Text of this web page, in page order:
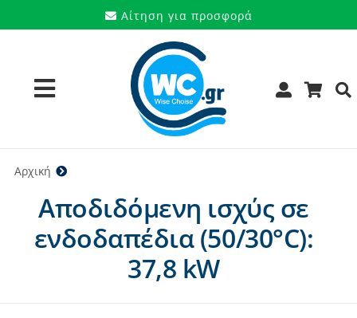
στο
Αίτηση για προσφορά
Toggle
Navigation
Προϊόντα
Υπηρεσίες
Μάρκες
Αρχική
Αποδιδόμενη ισχύς σε
ενδοδαπέδια (50/30°C):
37,8 kW